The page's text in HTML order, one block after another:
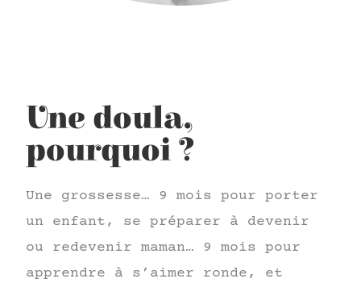
Une doula,
pourquoi ?
Une grossesse… 9 mois pour porter
un enfant, se préparer à devenir
ou redevenir maman… 9 mois pour
apprendre à s’aimer ronde, et